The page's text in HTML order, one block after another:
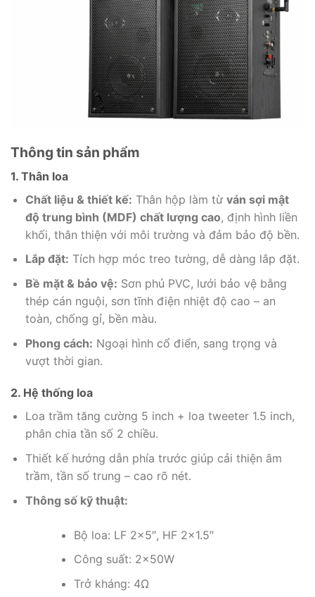
Thông tin sản phẩm
1. Thân loa
Chất liệu & thiết kế: Thân hộp làm từ ván sợi mật
độ trung bình (MDF) chất lượng cao, định hình liền
khối, thân thiện với môi trường và đảm bảo độ bền.
Lắp đặt: Tích hợp móc treo tường, dễ dàng lắp đặt.
Bề mặt & bảo vệ: Sơn phủ PVC, lưới bảo vệ bằng
thép cán nguội, sơn tĩnh điện nhiệt độ cao – an
toàn, chống gỉ, bền màu.
Phong cách: Ngoại hình cổ điển, sang trọng và
vượt thời gian.
2. Hệ thống loa
Loa trầm tăng cường 5 inch + loa tweeter 1.5 inch,
phân chia tần số 2 chiều.
Thiết kế hướng dẫn phía trước giúp cải thiện âm
trầm, tần số trung – cao rõ nét.
Thông số kỹ thuật:
Bộ loa: LF 2×5″, HF 2×1.5″
Công suất: 2×50W
Trở kháng: 4Ω